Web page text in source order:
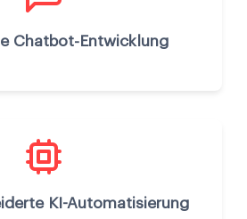
Chatbot-Entwicklung
KI-Automatisierung